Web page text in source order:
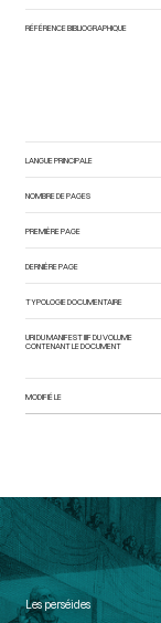
RÉFÉRENCE BIBLIOGRAPHIQUE
LANGUE PRINCIPALE
NOMBRE DE PAGES
PREMIÈRE PAGE
DERNIÈRE PAGE
TYPOLOGIE DOCUMENTAIRE
URI DU MANIFEST IIIF DU VOLUME
CONTENANT LE DOCUMENT
MODIFIÉ LE
Les perséides